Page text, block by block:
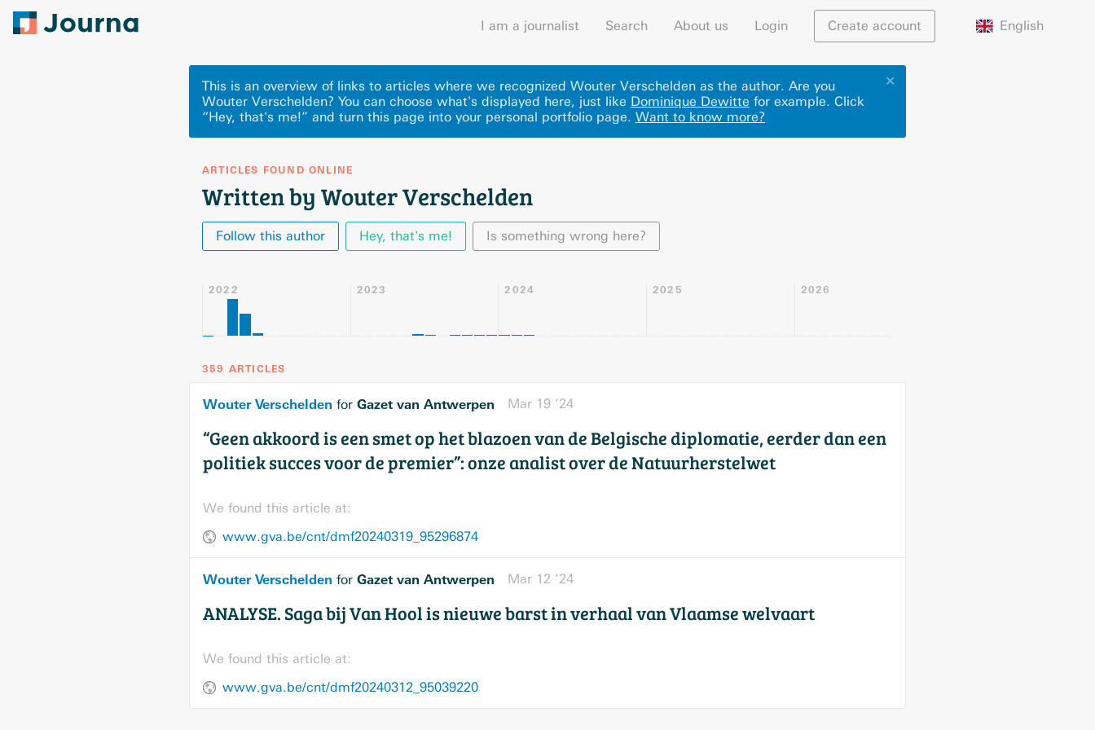
I am a journalist Search About us Login Create account English
✕
This is an overview of links to articles where we recognized Wouter Verschelden as the author. Are you
Wouter Verschelden? You can choose what's displayed here, just like Dominique Dewitte for example. Click
“Hey, that's me!” and turn this page into your personal portfolio page. Want to know more?
ARTICLES FOUND ONLINE
Written by Wouter Verschelden
Follow this author Hey, that's me! Is something wrong here?
2022 2023 2024 2025 2026
359 ARTICLES
Wouter Verschelden for Gazet van Antwerpen Mar 19 ’24
“Geen akkoord is een smet op het blazoen van de Belgische diplomatie, eerder dan een
politiek succes voor de premier”: onze analist over de Natuurherstelwet
We found this article at:
www.gva.be/cnt/dmf20240319_95296874
Wouter Verschelden for Gazet van Antwerpen Mar 12 ’24
ANALYSE. Saga bij Van Hool is nieuwe barst in verhaal van Vlaamse welvaart
We found this article at:
www.gva.be/cnt/dmf20240312_95039220